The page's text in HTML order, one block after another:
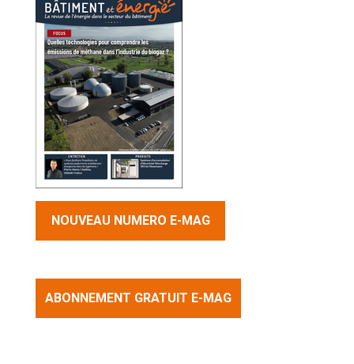
NOUVEAU NUMERO E-MAG
ABONNEMENT GRATUIT E-MAG